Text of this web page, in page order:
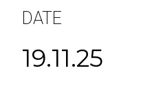
DATE
19.11.25